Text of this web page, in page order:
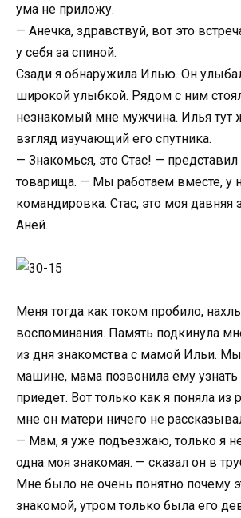
ума не приложу.
— Анечка, здравствуй, вот это
у себя за спиной.
Сзади я обнаружила Илью. Он
широкой улыбкой. Рядом с ним
незнакомый мне мужчина. Илья тут
взгляд изучающий его спутника.
— Знакомься, это Стас! —
товарища. — Мы работаем вместе, у
командировка. Стас, это моя давняя
Аней.
Меня тогда как током пробило,
воспоминания. Память подкинула
из дня знакомства с мамой Ильи.
машине, мама позвонила ему узнать
приедет. Вот только как я поняла из
мне он матери ничего не
— Мам, я уже подъезжаю, только я
одна моя знакомая. — сказал он в
Мне было не очень понятно почему
знакомой, утром только была его